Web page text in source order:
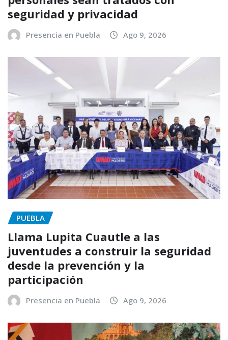
seguridad y privacidad
Presencia en Puebla Ago 9, 2026
PUEBLA
Llama Lupita Cuautle a las
juventudes a construir la seguridad
desde la prevención y la
participación
Presencia en Puebla Ago 9, 2026